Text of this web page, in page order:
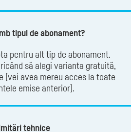
tipul de abonament?
pentru alt tip de abonament.
să alegi varianta gratuită,
(vei avea mereu acces la toate
emise anterior).
tehnice